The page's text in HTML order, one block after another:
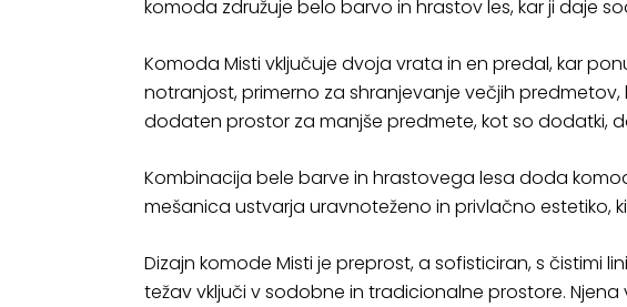
komoda združuje belo barvo in hrastov les, kar ji daje
Komoda Misti vključuje dvoja vrata in en predal, kar
notranjost, primerno za shranjevanje večjih
dodaten prostor za manjše predmete, kot so dodatki,
Kombinacija bele barve in hrastovega lesa doda
mešanica ustvarja uravnoteženo in privlačno estetiko,
Dizajn komode Misti je preprost, a sofisticiran, s čistimi
težav vključi v sodobne in tradicionalne prostore.